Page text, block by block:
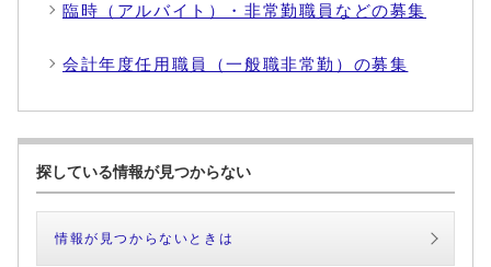
臨時（アルバイト）・非常勤職員などの募集
会計年度任用職員（一般職非常勤）の募集
探している情報が見つからない
情報が見つからないときは